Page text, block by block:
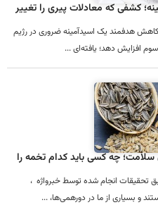
کشفی که معادلات پیری را تغییر
هدفمند یک اسیدآمینه ضروری در رژیم
افزایش دهد؛ یافته‌ای ...
چه کسی باید کدام تخمه را
انجام شده توسط خبرواژه ،
و بسیاری از ما در دورهمی‌ها، ...